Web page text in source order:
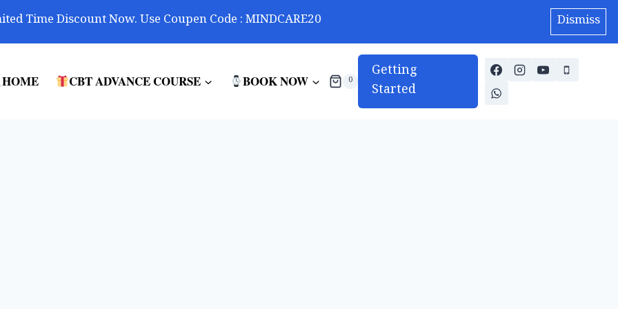
Time Discount Now. Use Coupen Code : MINDCARE20 Dismiss
HOME CBT ADVANCE COURSE BOOK NOW 0
Getting
Started